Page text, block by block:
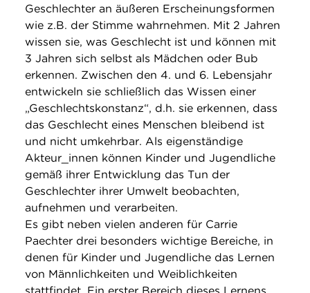
Geschlechter an äußeren Erscheinungsformen
wie z.B. der Stimme wahrnehmen. Mit 2 Jahren
wissen sie, was Geschlecht ist und können mit
3 Jahren sich selbst als Mädchen oder Bub
erkennen. Zwischen den 4. und 6. Lebensjahr
entwickeln sie schließlich das Wissen einer
„Geschlechtskonstanz“, d.h. sie erkennen, dass
das Geschlecht eines Menschen bleibend ist
und nicht umkehrbar. Als eigenständige
Akteur_innen können Kinder und Jugendliche
gemäß ihrer Entwicklung das Tun der
Geschlechter ihrer Umwelt beobachten,
aufnehmen und verarbeiten.
Es gibt neben vielen anderen für Carrie
Paechter drei besonders wichtige Bereiche, in
denen für Kinder und Jugendliche das Lernen
von Männlichkeiten und Weiblichkeiten